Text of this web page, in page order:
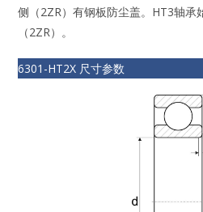
侧（2ZR）有钢板防尘盖。HT3轴承
（2ZR）。
6301-HT2X 尺寸参数